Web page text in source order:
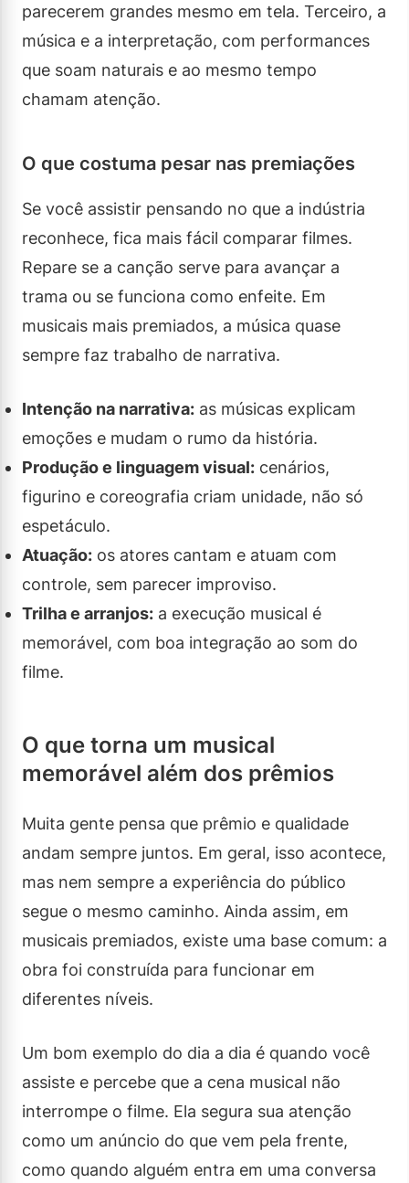
parecerem grandes mesmo em tela. Terceiro, a
música e a interpretação, com performances
que soam naturais e ao mesmo tempo
chamam atenção.
O que costuma pesar nas premiações
Se você assistir pensando no que a indústria
reconhece, fica mais fácil comparar filmes.
Repare se a canção serve para avançar a
trama ou se funciona como enfeite. Em
musicais mais premiados, a música quase
sempre faz trabalho de narrativa.
Intenção na narrativa: as músicas explicam
emoções e mudam o rumo da história.
Produção e linguagem visual: cenários,
figurino e coreografia criam unidade, não só
espetáculo.
Atuação: os atores cantam e atuam com
controle, sem parecer improviso.
Trilha e arranjos: a execução musical é
memorável, com boa integração ao som do
filme.
O que torna um musical
memorável além dos prêmios
Muita gente pensa que prêmio e qualidade
andam sempre juntos. Em geral, isso acontece,
mas nem sempre a experiência do público
segue o mesmo caminho. Ainda assim, em
musicais premiados, existe uma base comum: a
obra foi construída para funcionar em
diferentes níveis.
Um bom exemplo do dia a dia é quando você
assiste e percebe que a cena musical não
interrompe o filme. Ela segura sua atenção
como um anúncio do que vem pela frente,
como quando alguém entra em uma conversa